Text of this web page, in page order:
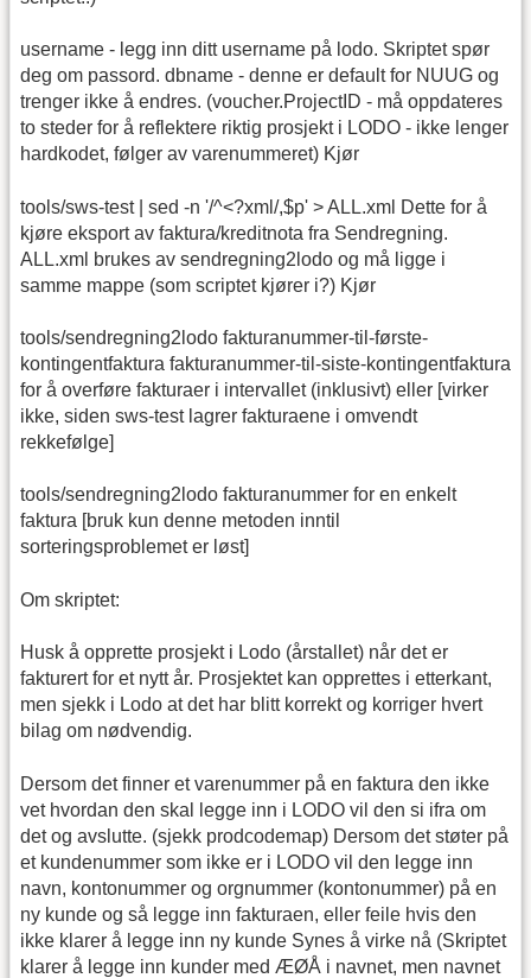
username - legg inn ditt username på lodo. Skriptet spør
deg om passord. dbname - denne er default for NUUG og
trenger ikke å endres. (voucher.ProjectID - må oppdateres
to steder for å reflektere riktig prosjekt i LODO - ikke lenger
hardkodet, følger av varenummeret) Kjør
tools/sws-test | sed -n '/^<?xml/,$p' > ALL.xml Dette for å
kjøre eksport av faktura/kreditnota fra Sendregning.
ALL.xml brukes av sendregning2lodo og må ligge i
samme mappe (som scriptet kjører i?) Kjør
tools/sendregning2lodo fakturanummer-til-første-
kontingentfaktura fakturanummer-til-siste-kontingentfaktura
for å overføre fakturaer i intervallet (inklusivt) eller [virker
ikke, siden sws-test lagrer fakturaene i omvendt
rekkefølge]
tools/sendregning2lodo fakturanummer for en enkelt
faktura [bruk kun denne metoden inntil
sorteringsproblemet er løst]
Om skriptet:
Husk å opprette prosjekt i Lodo (årstallet) når det er
fakturert for et nytt år. Prosjektet kan opprettes i etterkant,
men sjekk i Lodo at det har blitt korrekt og korriger hvert
bilag om nødvendig.
Dersom det finner et varenummer på en faktura den ikke
vet hvordan den skal legge inn i LODO vil den si ifra om
det og avslutte. (sjekk prodcodemap) Dersom det støter på
et kundenummer som ikke er i LODO vil den legge inn
navn, kontonummer og orgnummer (kontonummer) på en
ny kunde og så legge inn fakturaen, eller feile hvis den
ikke klarer å legge inn ny kunde Synes å virke nå (Skriptet
klarer å legge inn kunder med ÆØÅ i navnet, men navnet